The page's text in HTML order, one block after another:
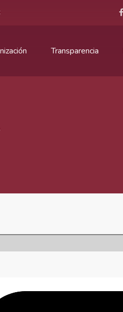
Transparencia